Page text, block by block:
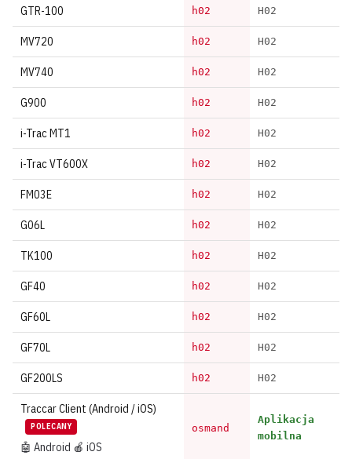
GTR-100 h02 H02
MV720 h02 H02
MV740 h02 H02
G900 h02 H02
i-Trac MT1 h02 H02
i-Trac VT600X h02 H02
FM03E h02 H02
G06L h02 H02
TK100 h02 H02
GF40 h02 H02
GF60L h02 H02
GF70L h02 H02
GF200LS h02 H02
Traccar Client (Android / iOS)
POLECANY
🤖 Android 🍎 iOS
osmand
Aplikacja
mobilna